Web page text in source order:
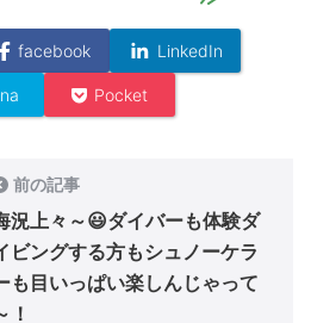
facebook LinkedIn
Pocket
前の記事
況上々～😃ダイバーも体験ダ
ビングする方もシュノーケラ
も目いっぱい楽しんじゃって
！